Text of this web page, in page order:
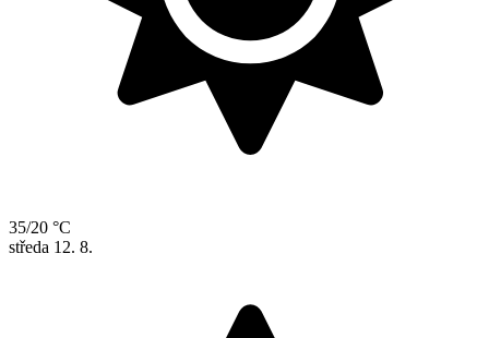
35/20 °C
středa 12. 8.